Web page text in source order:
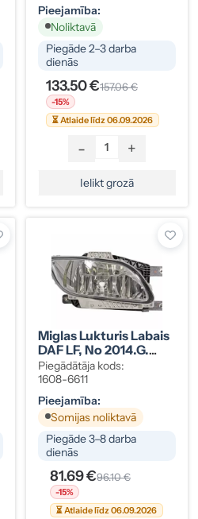
Pieejamība:
Noliktavā
Piegāde 2–3 darba
dienās
133.50 €157.06 €
-15%
⏳ Atlaide līdz 06.09.2026
- +
Ielikt grozā
Miglas Lukturis Labais
DAF LF, No 2014.g.
1892912
Piegādātāja kods:
1608-6611
Pieejamība:
Somijas noliktavā
Piegāde 3–8 darba
dienās
81.69 €96.10 €
-15%
⏳ Atlaide līdz 06.09.2026